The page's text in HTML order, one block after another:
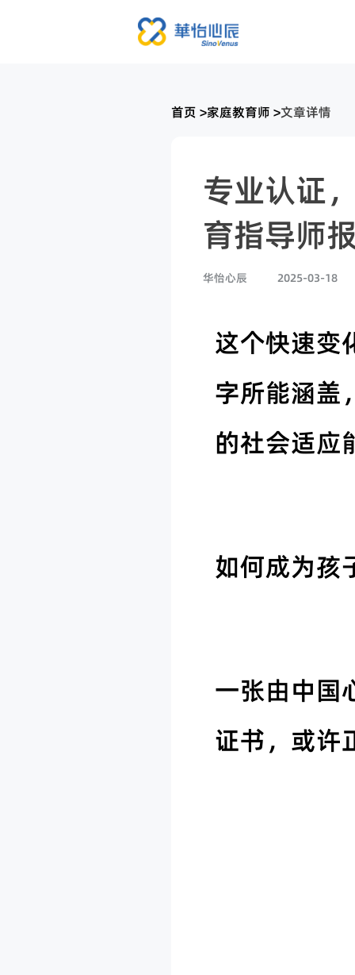
首页 >家庭教育师 >文章详情
专业认证
育指导师
华怡心辰 2025-03-18
这个快速变
字所能涵盖
的社会适应
如何成为孩
一张由中国
证书，或许